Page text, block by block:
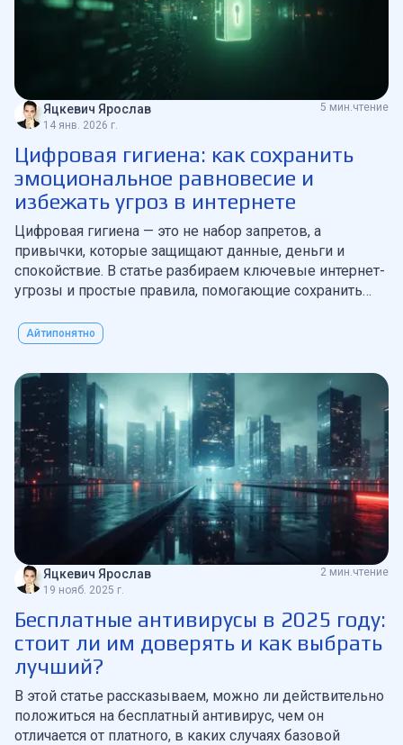
Яцкевич Ярослав
14 янв. 2026 г.
5 мин.чтение
Цифровая гигиена: как сохранить
эмоциональное равновесие и
избежать угроз в интернете
Цифровая гигиена — это не набор запретов, а
привычки, которые защищают данные, деньги и
спокойствие. В статье разбираем ключевые интернет-
угрозы и простые правила, помогающие сохранить
средой.
Айтипонятно
Яцкевич Ярослав
19 нояб. 2025 г.
2 мин.чтение
Бесплатные антивирусы в 2025 году:
стоит ли им доверять и как выбрать
лучший?
В этой статье рассказываем, можно ли действительно
положиться на бесплатный антивирус, чем он
отличается от платного, в каких случаях базовой